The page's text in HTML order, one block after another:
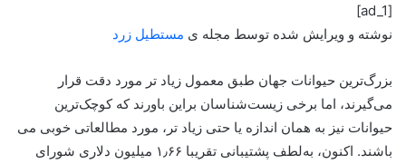
[ad_1]
نوشته و ویرایش شده توسط مجله ی مستطیل زرد
بزرگ‌ترین حیوانات جهان طبق معمول زیاد تر مورد دقت قرار
می‌گیرند، اما برخی زیست‌شناسان براین باورند که کوچک‌ترین
حیوانات نیز به همان اندازه یا حتی زیاد تر، مورد مطالعاتی خوبی می
باشند. اکنون، به‌لطف پشتیبانی تقریبا ۱٫۶۶ میلیون دلاری شورای